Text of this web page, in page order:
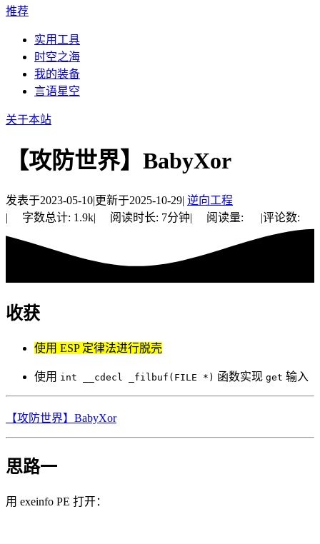
推荐
实用工具
时空之海
我的装备
言语星空
关于本站
【攻防世界】BabyXor
发表于2023-05-10|更新于2025-10-29| 逆向工程
|
字数总计: 1.9k| 阅读时长: 7分钟| 阅读量: |评论数:
收获
使用 ESP 定律法进行脱壳
使用 int __cdecl _filbuf(FILE *) 函数实现 get 输入
【攻防世界】BabyXor
思路一
用 exeinfo PE 打开：